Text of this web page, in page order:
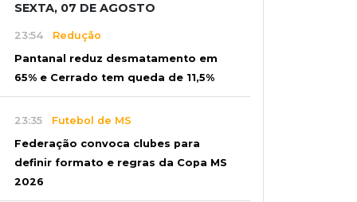
SEXTA, 07 DE AGOSTO
23:54 Redução
Pantanal reduz desmatamento em
65% e Cerrado tem queda de 11,5%
23:35 Futebol de MS
Federação convoca clubes para
definir formato e regras da Copa MS
2026